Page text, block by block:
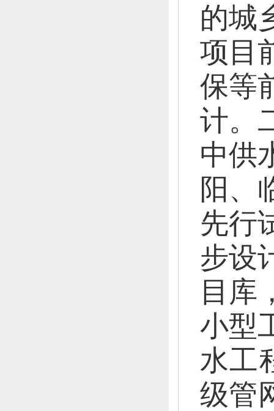
的城
项目
保等
计。
中供
阳、
先行
步设
目库
小型
水工
级管